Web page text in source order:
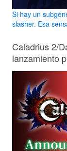
Si hay un
slasher. Esa
Caladrius 2/
lanzamiento